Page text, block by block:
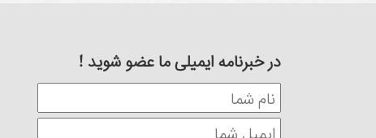
در خبرنامه ایمیلی ما عضو شوید !